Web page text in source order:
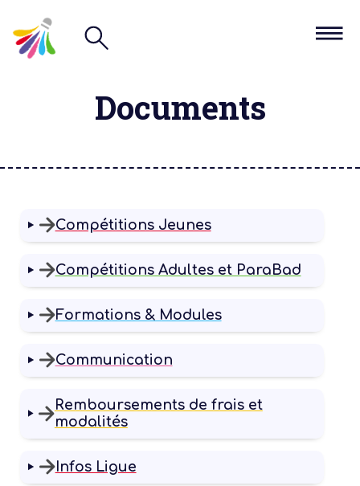
Documents
Compétitions Jeunes
Compétitions Adultes et ParaBad
Formations & Modules
Communication
Remboursements de frais et
modalités
Infos Ligue